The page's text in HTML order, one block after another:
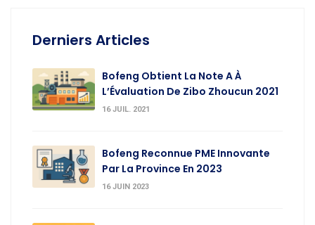
Derniers Articles
Bofeng Obtient La Note A À
L’Évaluation De Zibo Zhoucun 2021
16 JUIL. 2021
Bofeng Reconnue PME Innovante
Par La Province En 2023
16 JUIN 2023